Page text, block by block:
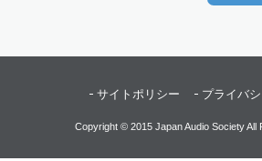
サイトポリシー プライバ
Copyright © 2015 Japan Audio Society All